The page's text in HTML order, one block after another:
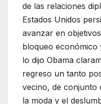
de las relaciones
Estados Unidos
avanzar en
bloqueo económico
lo dijo Obama
regreso un tanto
vecino, de conjunto
la moda y el